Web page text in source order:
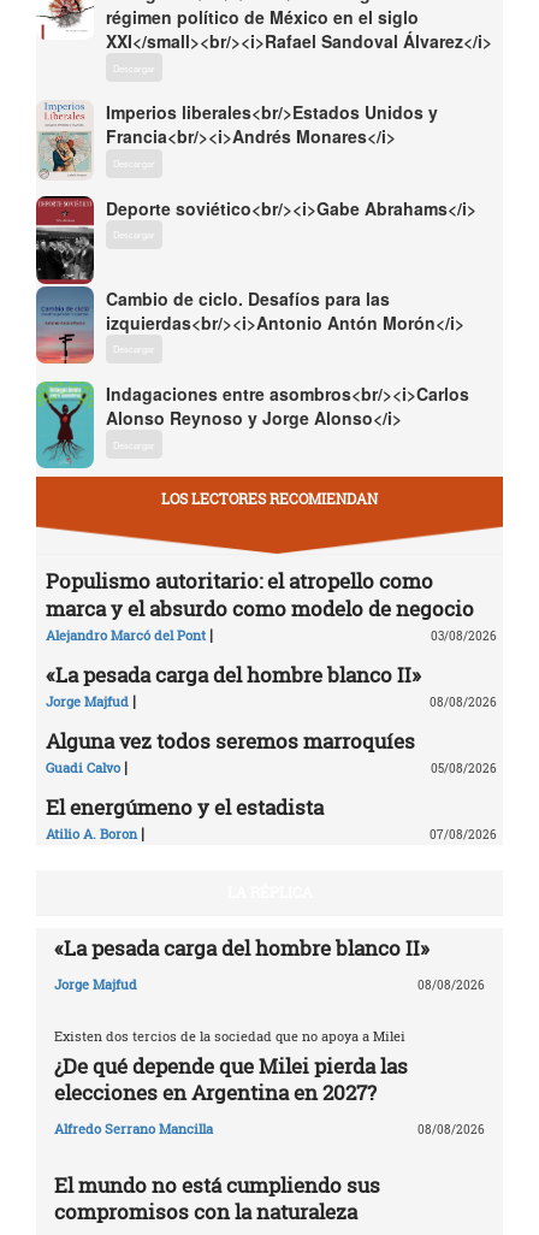
régimen político de México en el siglo
XXI</small><br/><i>Rafael Sandoval Álvarez</i>
Descargar
Imperios liberales<br/>Estados Unidos y
Francia<br/><i>Andrés Monares</i>
Descargar
Deporte soviético<br/><i>Gabe Abrahams</i>
Descargar
Cambio de ciclo. Desafíos para las
izquierdas<br/><i>Antonio Antón Morón</i>
Descargar
Indagaciones entre asombros<br/><i>Carlos
Alonso Reynoso y Jorge Alonso</i>
Descargar
LOS LECTORES RECOMIENDAN
Populismo autoritario: el atropello como
marca y el absurdo como modelo de negocio
Alejandro Marcó del Pont | 03/08/2026
«La pesada carga del hombre blanco II»
Jorge Majfud | 08/08/2026
Alguna vez todos seremos marroquíes
Guadi Calvo | 05/08/2026
El energúmeno y el estadista
Atilio A. Boron | 07/08/2026
«La pesada carga del hombre blanco II»
Jorge Majfud 08/08/2026
Existen dos tercios de la sociedad que no apoya a Milei
¿De qué depende que Milei pierda las
elecciones en Argentina en 2027?
Alfredo Serrano Mancilla 08/08/2026
El mundo no está cumpliendo sus
compromisos con la naturaleza